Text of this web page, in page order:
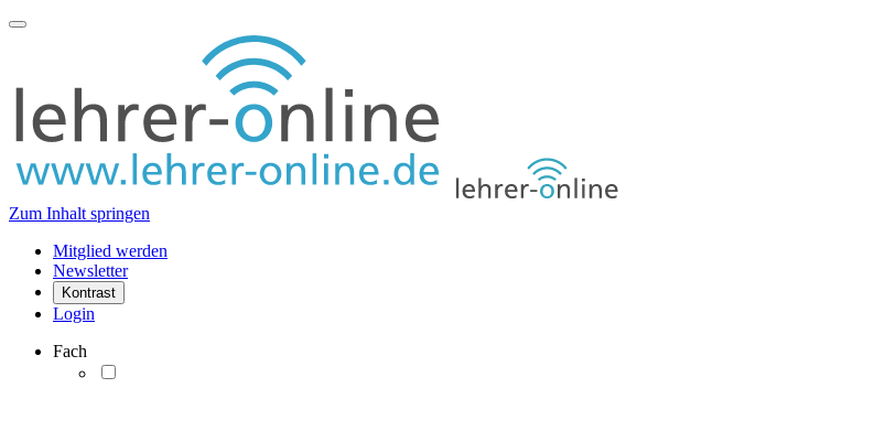
Zum Inhalt springen
Mitglied werden
Newsletter
Kontrast
Login
Fach